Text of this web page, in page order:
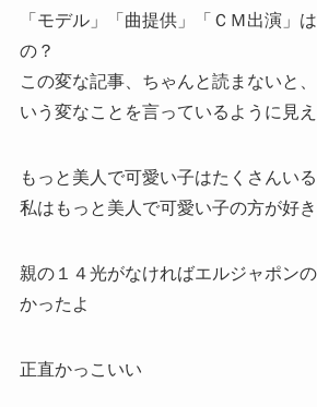
「モデル」「曲提供」「ＣＭ出演」
の？
この変な記事、ちゃんと読まないと
いう変なことを言っているように見え
もっと美人で可愛い子はたくさんいる
私はもっと美人で可愛い子の方が好き
親の１４光がなければエルジャポン
かったよ
正直かっこいい